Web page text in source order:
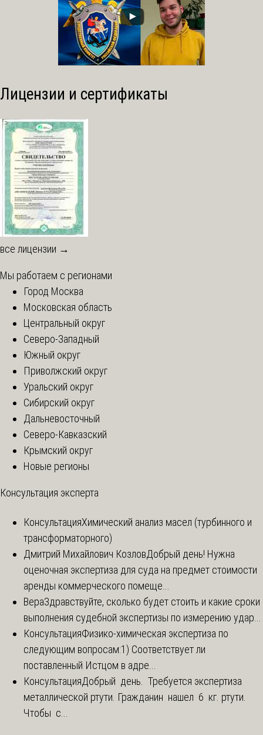
Лицензии и сертификаты
все лицензии →
Мы работаем с регионами
Город Москва
Московская область
Центральный округ
Северо-Западный
Южный округ
Приволжский округ
Уральский округ
Сибирский округ
Дальневосточный
Северо-Кавказский
Крымский округ
Новые регионы
Консультация эксперта
КонсультацияХимический анализ масел (турбинного и
трансформаторного)
Дмитрий Михайлович КозловДобрый день! Нужна
оценочная экспертиза для суда на предмет стоимости
аренды коммерческого помеще...
ВераЗдравствуйте, сколько будет стоить и какие сроки
выполнения судебной экспертизы по измерению удар...
КонсультацияФизико-химическая экспертиза по
следующим вопросам:1) Соответствует ли
поставленный Истцом в адре...
КонсультацияДобрый день. Требуется экспертиза
металлической ртути. Гражданин нашел 6 кг. ртути.
Чтобы с...